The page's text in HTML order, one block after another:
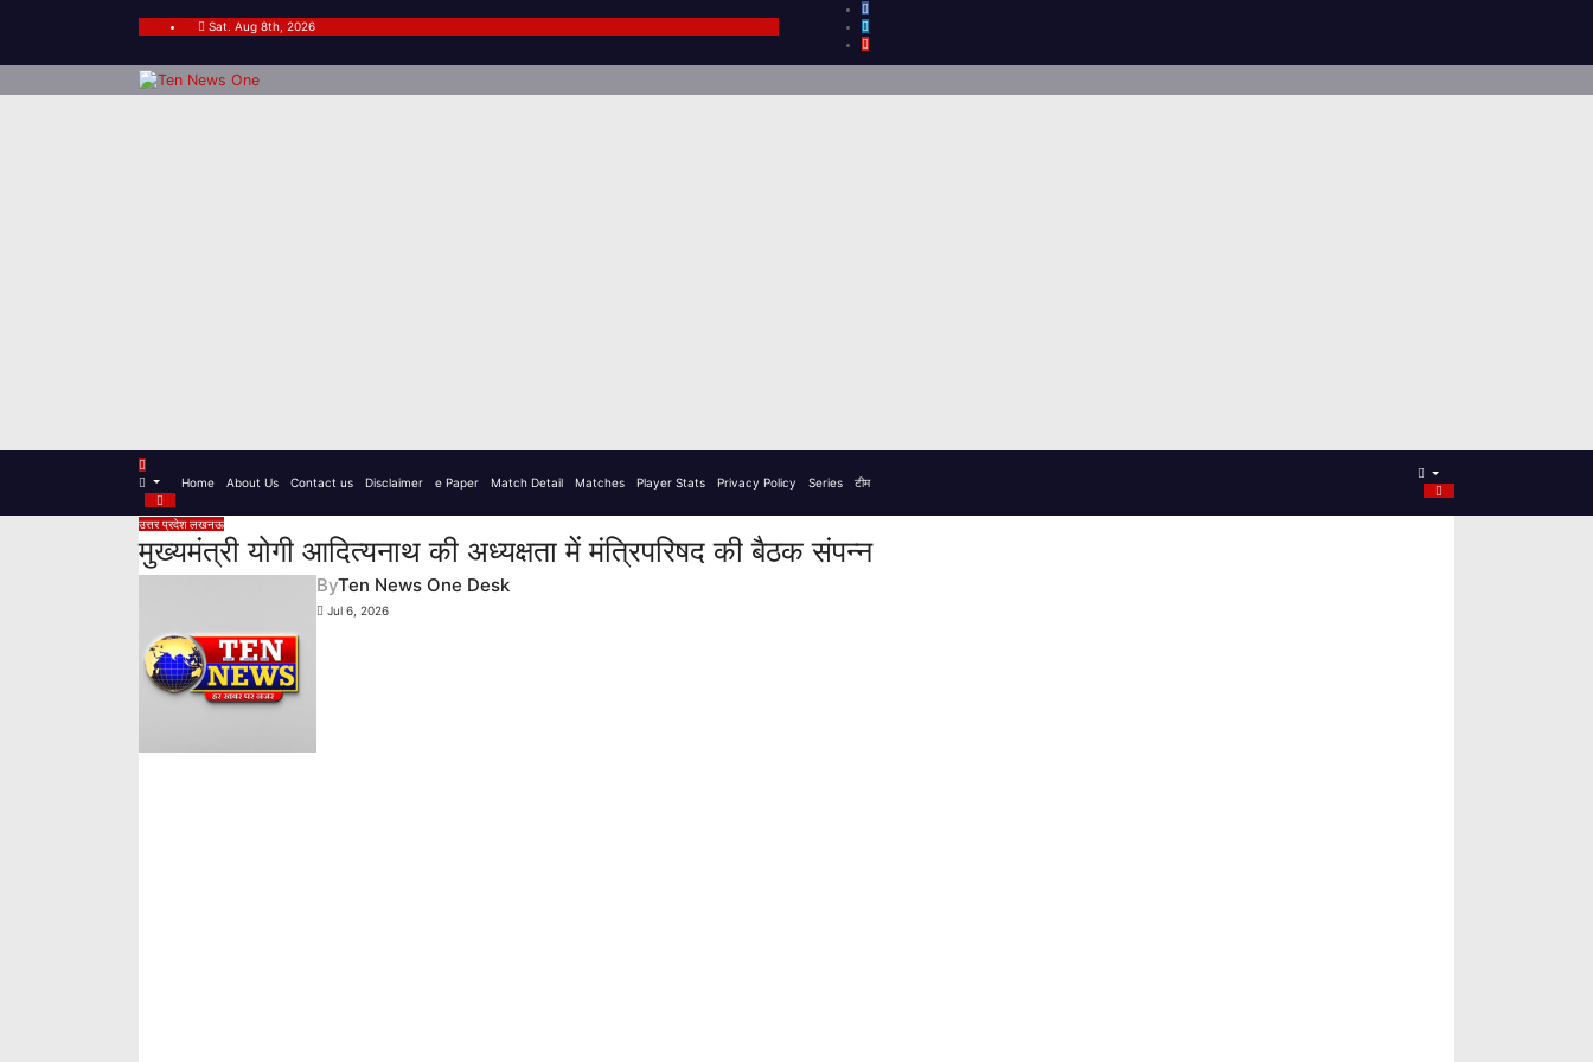
Sat. Aug 8th, 2026
Home About Us Contact us Disclaimer e Paper Match Detail Matches Player Stats Privacy Policy Series टीम
उत्तर प्रदेशलखनऊ
मुख्यमंत्री योगी आदित्यनाथ की अध्यक्षता में मंत्रिपरिषद की बैठक संपन्न
ByTen News One Desk
Jul 6, 2026